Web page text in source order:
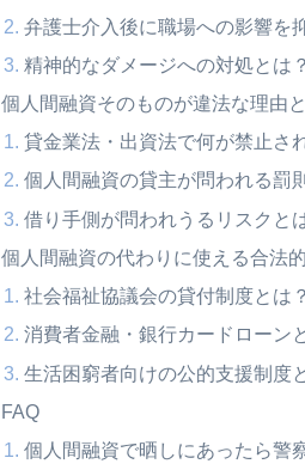
弁護士介入後に職場への影響を
精神的なダメージへの対処とは？
個人間融資そのものが違法な理由
貸金業法・出資法で何が禁止さ
個人間融資の貸主が問われる罰
借り手側が問われうるリスクと
個人間融資の代わりに使える合法
社会福祉協議会の貸付制度とは？
消費者金融・銀行カードローン
生活困窮者向けの公的支援制度
FAQ
個人間融資で晒しにあったら警